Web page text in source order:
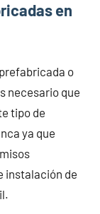
en
o
necesario que
tipo de
ya que
instalación de